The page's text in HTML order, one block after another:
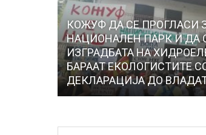
КОЖУФ ДА СЕ ПРОГЛАСИ
НАЦИОНАЛЕН ПАРК И ДА
ИЗГРАДБАТА НА
БАРААТ ЕКОЛОГИСТИТЕ
ДЕКЛАРАЦИЈА ДО